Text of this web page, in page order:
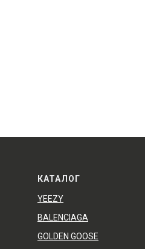
КАТАЛОГ
YEEZY
BALENCIAGA
GOLDEN GOOSE